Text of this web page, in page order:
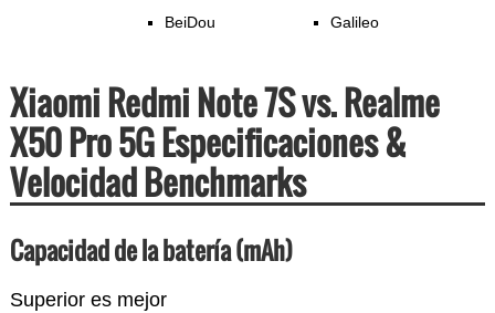
BeiDou Galileo
Xiaomi Redmi Note 7S vs. Realme
X50 Pro 5G Especificaciones &
Velocidad Benchmarks
Capacidad de la batería (mAh)
Superior es mejor